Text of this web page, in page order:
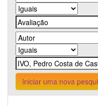
Iniciar uma nova